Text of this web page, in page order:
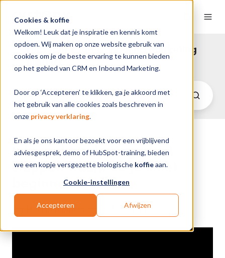
Cookies & koffie
Welkom! Leuk dat je inspiratie en kennis komt
opdoen. Wij maken op onze website gebruik van
cookies om je de beste ervaring te kunnen bieden
op het gebied van CRM en Inbound Marketing.
Door op ‘Accepteren’ te klikken, ga je akkoord met
het gebruik van alle cookies zoals beschreven in
onze privacy verklaring.
En als je ons kantoor bezoekt voor een vrijblijvend
adviesgesprek, demo of HubSpot-training, bieden
we een kopje versgezette biologische koffieaan.
Cookie-instellingen
Accepteren Afwijzen
HubSpot CRM & Inbound Marketing
Insights
Inbound Marketing: de 4
stappen waarmee je moet
beginnen
Martijn Rijnders op 20-1-21 19:10